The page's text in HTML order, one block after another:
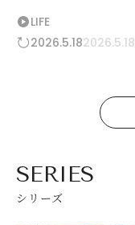
LIFE
2026.5.182026.5.18
SERIES
シリーズ